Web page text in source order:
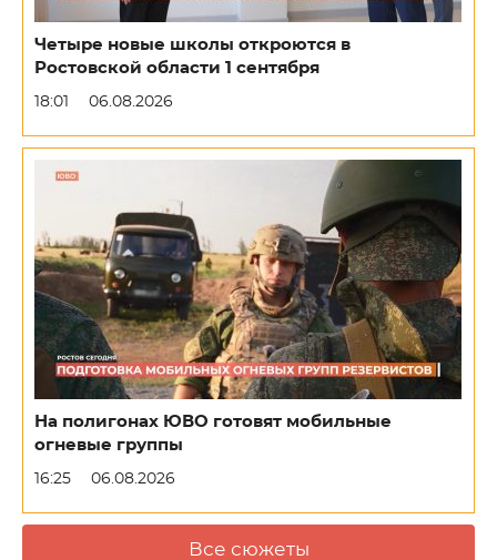
Четыре новые школы откроются в
Ростовской области 1 сентября
18:01 06.08.2026
На полигонах ЮВО готовят мобильные
огневые группы
16:25 06.08.2026
Все сюжеты